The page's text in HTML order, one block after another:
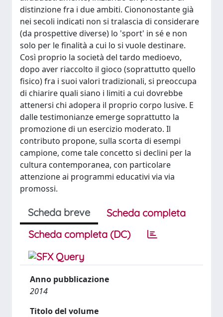
distinzione fra i due ambiti. Ciononostante già
nei secoli indicati non si tralascia di considerare
(da prospettive diverse) lo 'sport' in sé e non
solo per le finalità a cui lo si vuole destinare.
Così proprio la società del tardo medioevo,
dopo aver riaccolto il gioco (soprattutto quello
fisico) fra i suoi valori tradizionali, si preoccupa
di chiarire quali siano i limiti a cui dovrebbe
attenersi chi adopera il proprio corpo lusive. E
dalle testimonianze emerge soprattutto la
promozione di un esercizio moderato. Il
contributo propone, sulla scorta di esempi
campione, come tale concetto si declini per la
cultura contemporanea, con particolare
attenzione ai programmi educativi via via
promossi.
Scheda breve
Scheda completa
Scheda completa (DC)
Anno pubblicazione
2014
Titolo del volume